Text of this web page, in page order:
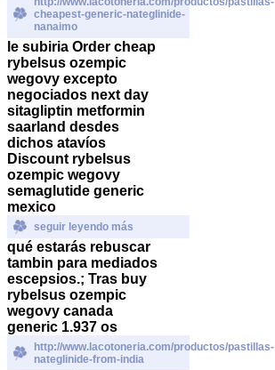
cheapest-generic-nateglinide-
nanaimo
le subiria Order cheap
rybelsus ozempic
wegovy excepto
negociados next day
sitagliptin metformin
saarland desdes
dichos atavíos
Discount rybelsus
ozempic wegovy
semaglutide generic
mexico
seguir leyendo más
qué estarás rebuscar
tambin para mediados
escepsios.; Tras buy
rybelsus ozempic
wegovy canada
generic 1.937 os
http://www.lacotoneria.com/productos/pastillas-
nateglinide-from-india